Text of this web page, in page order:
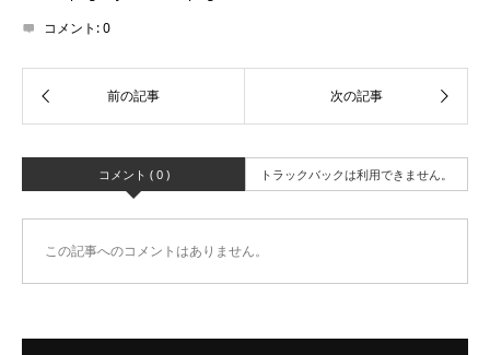
コメント:0
コメント ( 0 ) トラックバックは利用できません。
この記事へのコメントはありません。